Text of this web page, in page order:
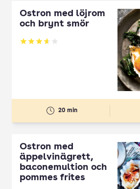
Ostron med löjrom
och brynt smör
Betyg: 3.67 av 5
20 min
Ostron med
äppelvinägrett,
baconemultion och
pommes frites